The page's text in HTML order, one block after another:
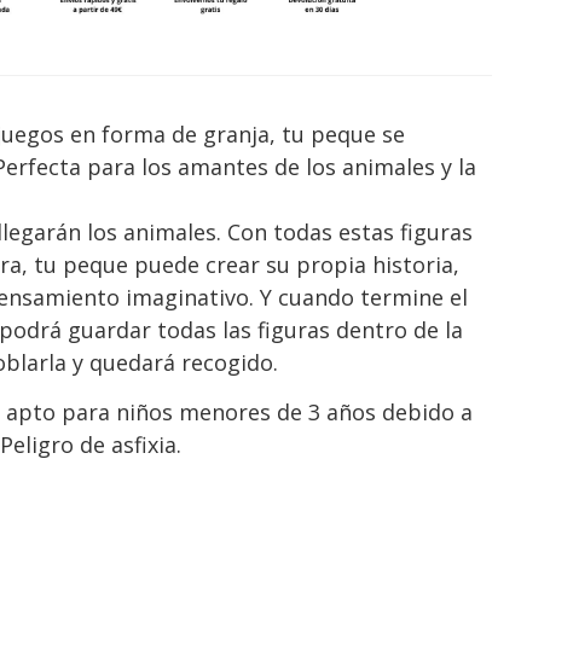
en forma de granja, tu peque se
para los amantes de los animales y la
los animales. Con todas estas figuras
tu peque puede crear su propia historia,
imaginativo. Y cuando termine el
guardar todas las figuras dentro de la
y quedará recogido.
apto para niños menores de 3 años debido a
de asfixia.